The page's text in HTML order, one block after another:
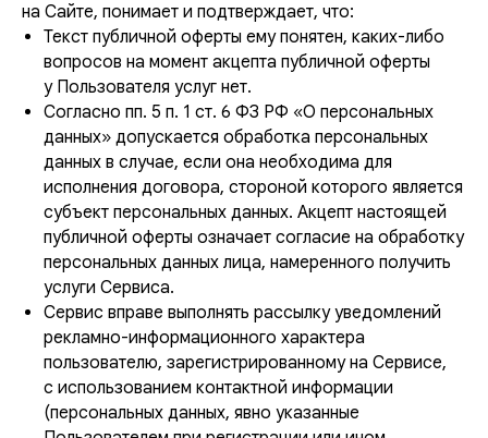
на Сайте, понимает и подтверждает, что:
Текст публичной оферты ему понятен, каких-либо
вопросов на момент акцепта публичной оферты
у Пользователя услуг нет.
Согласно пп. 5 п. 1 ст. 6 ФЗ РФ «О персональных
данных» допускается обработка персональных
данных в случае, если она необходима для
исполнения договора, стороной которого является
субъект персональных данных. Акцепт настоящей
публичной оферты означает согласие на обработку
персональных данных лица, намеренного получить
услуги Сервиса.
Сервис вправе выполнять рассылку уведомлений
рекламно-информационного характера
пользователю, зарегистрированному на Сервисе,
с использованием контактной информации
(персональных данных, явно указанные